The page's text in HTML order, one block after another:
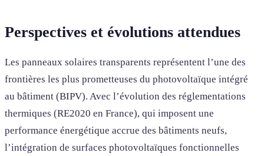
Perspectives et évolutions attendues
Les panneaux solaires transparents représentent l’une des
frontières les plus prometteuses du photovoltaïque intégré
au bâtiment (BIPV). Avec l’évolution des réglementations
thermiques (RE2020 en France), qui imposent une
performance énergétique accrue des bâtiments neufs,
l’intégration de surfaces photovoltaïques fonctionnelles